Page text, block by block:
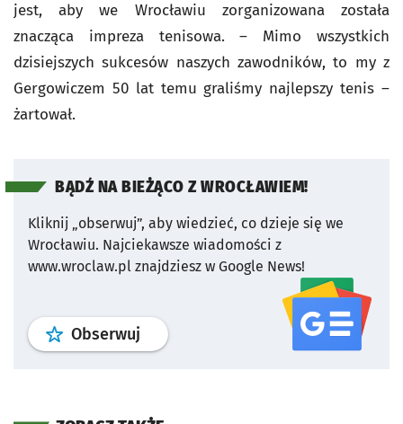
jest, aby we Wrocławiu zorganizowana została
znacząca impreza tenisowa. – Mimo wszystkich
dzisiejszych sukcesów naszych zawodników, to my z
Gergowiczem 50 lat temu graliśmy najlepszy tenis –
żartował.
BĄDŹ NA BIEŻĄCO Z WROCŁAWIEM!
Kliknij „obserwuj”, aby wiedzieć, co dzieje się we
Wrocławiu. Najciekawsze wiadomości z
www.wroclaw.pl znajdziesz w Google News!
Obserwuj profil serwisu